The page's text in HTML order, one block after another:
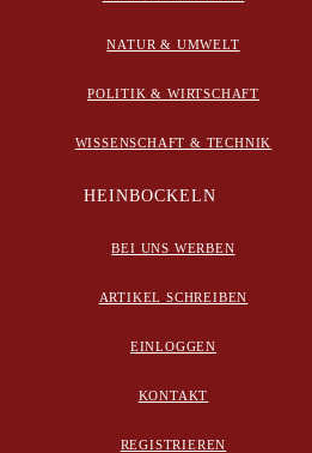
NATUR & UMWELT
POLITIK & WIRTSCHAFT
WISSENSCHAFT & TECHNIK
HEINBOCKELN
BEI UNS WERBEN
ARTIKEL SCHREIBEN
EINLOGGEN
KONTAKT
REGISTRIEREN